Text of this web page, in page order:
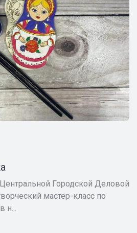
Городской Деловой
мастер-класс по